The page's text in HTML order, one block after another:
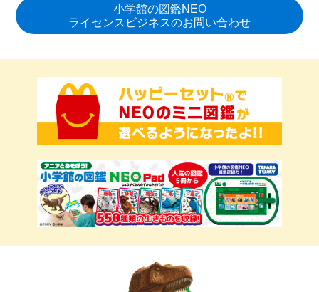
小学館の図鑑NEO
ライセンスビジネスのお問い合わせ